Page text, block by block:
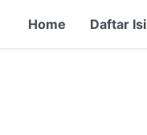
Home Daftar Isi